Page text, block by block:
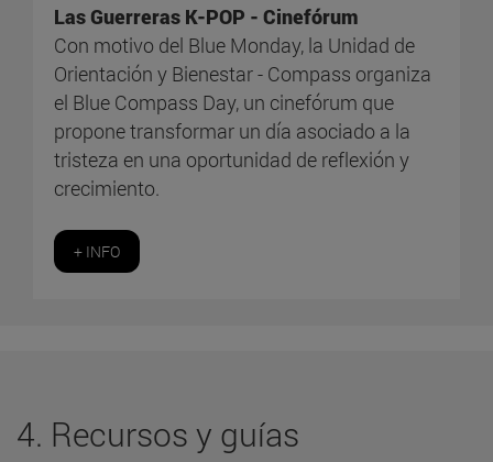
Las Guerreras K-POP - Cinefórum
Con motivo del Blue Monday, la Unidad de
Orientación y Bienestar - Compass organiza
el Blue Compass Day, un cinefórum que
propone transformar un día asociado a la
tristeza en una oportunidad de reflexión y
crecimiento.
+ INFO
4. Recursos y guías